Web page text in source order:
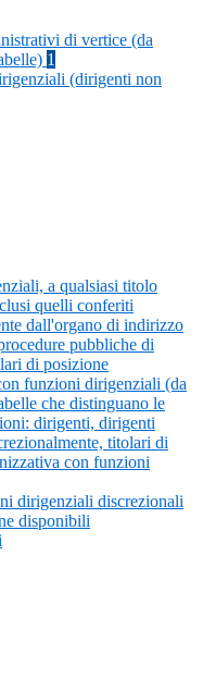
di vertice (da
1
(dirigenti non
a qualsiasi titolo
quelli conferiti
dall'organo di indirizzo
pubbliche di
di posizione
funzioni dirigenziali (da
che distinguano le
dirigenti, dirigenti
titolari di
con funzioni
dirigenziali discrezionali
disponibili